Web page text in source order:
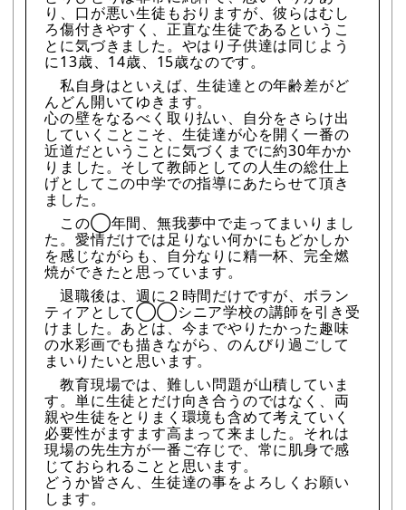
り、口が悪い生徒もおりますが、彼らはむし
ろ傷付きやすく、正直な生徒であるというこ
とに気づきました。やはり子供達は同じよう
に13歳、14歳、15歳なのです。
私自身はといえば、生徒達との年齢差がど
んどん開いてゆきます。
心の壁をなるべく取り払い、自分をさらけ出
していくことこそ、生徒達が心を開く一番の
近道だということに気づくまでに約30年かか
りました。そして教師としての人生の総仕上
げとしてこの中学での指導にあたらせて頂き
ました。
この◯年間、無我夢中で走ってまいりまし
た。愛情だけでは足りない何かにもどかしか
を感じながらも、自分なりに精一杯、完全燃
焼ができたと思っています。
退職後は、週に２時間だけですが、ボラン
ティアとして◯◯シニア学校の講師を引き受
けました。あとは、今までやりたかった趣味
の水彩画でも描きながら、のんびり過ごして
まいりたいと思います。
教育現場では、難しい問題が山積していま
す。単に生徒とだけ向き合うのではなく、両
親や生徒をとりまく環境も含めて考えていく
必要性がますます高まって来ました。それは
現場の先生方が一番ご存じで、常に肌身で感
じておられることと思います。
どうか皆さん、生徒達の事をよろしくお願い
します。